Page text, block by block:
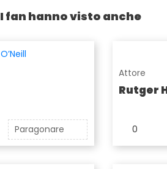
I fan hanno visto anche
Paragonare
Attore
Rutger
0